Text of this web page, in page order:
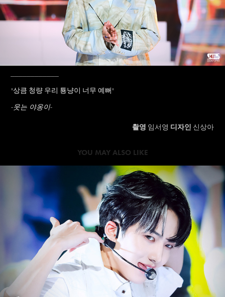
"상큼 청량 우리 툥냥이 너무 예뻐"
-웃는 야옹이-
촬영 임서영 디자인 신상아
YOU MAY ALSO LIKE
2024
XIKERS